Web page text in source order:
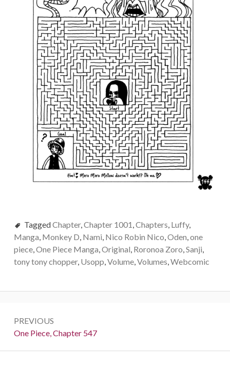
TaggedChapter,Chapter 1001,Chapters, Luffy,
Manga, Monkey D, Nami, Nico Robin Nico,Oden,one
piece,One Piece Manga,Original, Roronoa Zoro,Sanji,
tony tony chopper, Usopp,Volume,Volumes,Webcomic
navigation
PREVIOUS
Previous:
One Piece, Chapter 547